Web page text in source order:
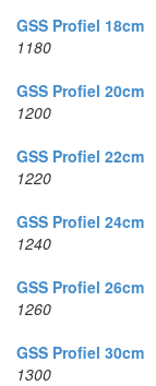
GSS Profiel 18cm
1180
GSS Profiel 20cm
1200
GSS Profiel 22cm
1220
GSS Profiel 24cm
1240
GSS Profiel 26cm
1260
GSS Profiel 30cm
1300